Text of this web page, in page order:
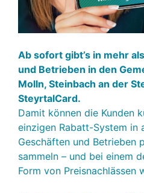
Ab sofort gibt’s in mehr
und Betrieben in den
Molln, Steinbach an der
SteyrtalCard.
Damit können die Kunden
einzigen Rabatt-System in
Geschäften und Betrieben
sammeln – und bei einem
Form von Preisnachlässen